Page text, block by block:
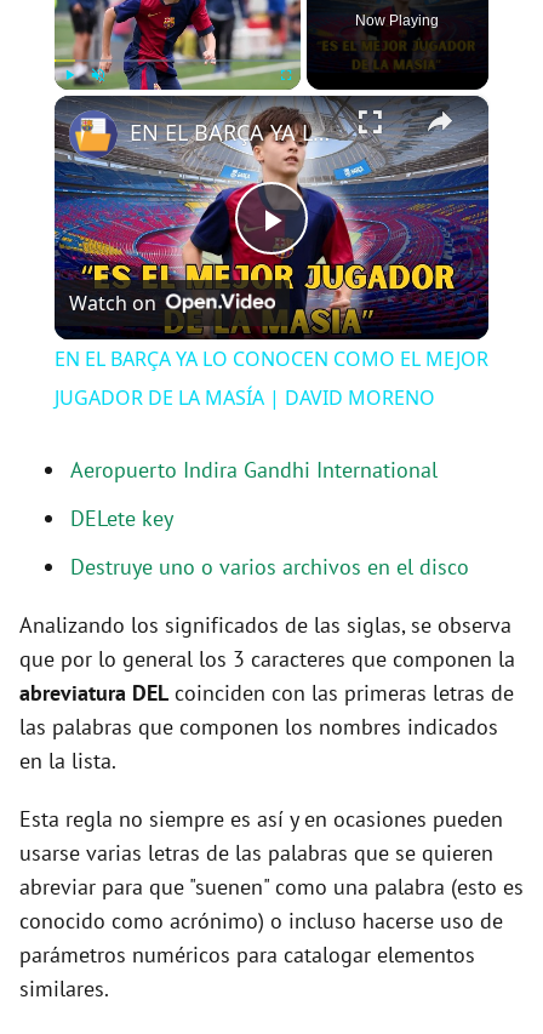
Play Unmute Fullscreen
Now Playing
×
P
l
a
y
i
d
o
EN EL BARÇA YA LO CONOCEN COMO EL MEJOR JUGADOR DE LA MASÍA | DAVID MORENO
Watch on
EN EL BARÇA YA LO CONOCEN COMO EL MEJOR
JUGADOR DE LA MASÍA | DAVID MORENO
Aeropuerto Indira Gandhi International
DELete key
Destruye uno o varios archivos en el disco
Analizando los significados de las siglas, se observa
que por lo general los 3 caracteres que componen la
abreviatura DEL coinciden con las primeras letras de
las palabras que componen los nombres indicados
en la lista.
Esta regla no siempre es así y en ocasiones pueden
usarse varias letras de las palabras que se quieren
abreviar para que "suenen" como una palabra (esto es
conocido como acrónimo) o incluso hacerse uso de
parámetros numéricos para catalogar elementos
similares.